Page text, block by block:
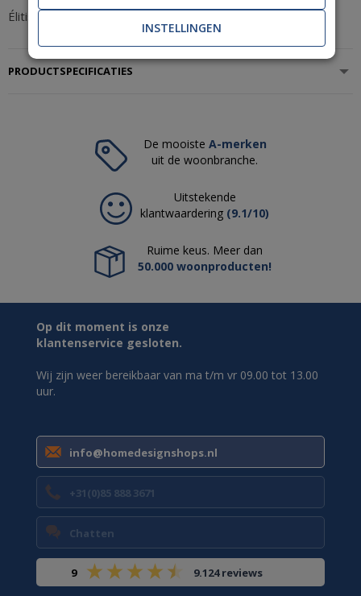
Élitis Ortigia Osorno VP 963 01
PRODUCTSPECIFICATIES
De mooiste A-merken
uit de woonbranche.
Uitstekende
klantwaardering (9.1/10)
Ruime keus. Meer dan
50.000 woonproducten!
Op dit moment is onze
klantenservice gesloten.
Wij zijn weer bereikbaar van ma t/m vr 09.00 tot 13.00
uur.
info@homedesignshops.nl
+31(0)85 888 3671
Chatten
9 9.124 reviews
INSTELLINGEN